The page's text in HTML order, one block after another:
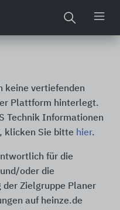
keine vertiefenden
Plattform hinterlegt.
Technik Informationen
klicken Sie bitte hier.
für die
oder die
Zielgruppe Planer
auf heinze.de